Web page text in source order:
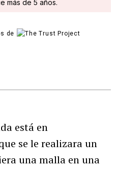
más de 5 años.
de
está en
se le realizara un
una malla en una